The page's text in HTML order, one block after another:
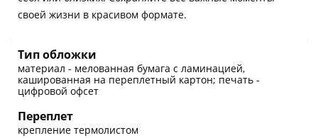
своей жизни в красивом формате.
Тип обложки
материал - мелованная бумага с ламинацией,
кашированная на переплетный картон; печать -
цифровой офсет
Переплет
крепление термолистом